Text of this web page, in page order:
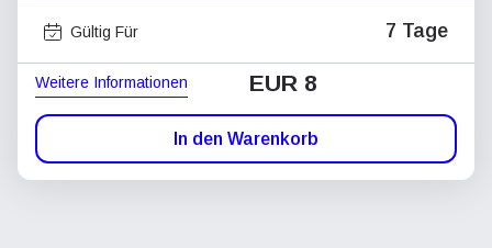
Gültig Für 7 Tage
Weitere Informationen EUR 8
In den Warenkorb